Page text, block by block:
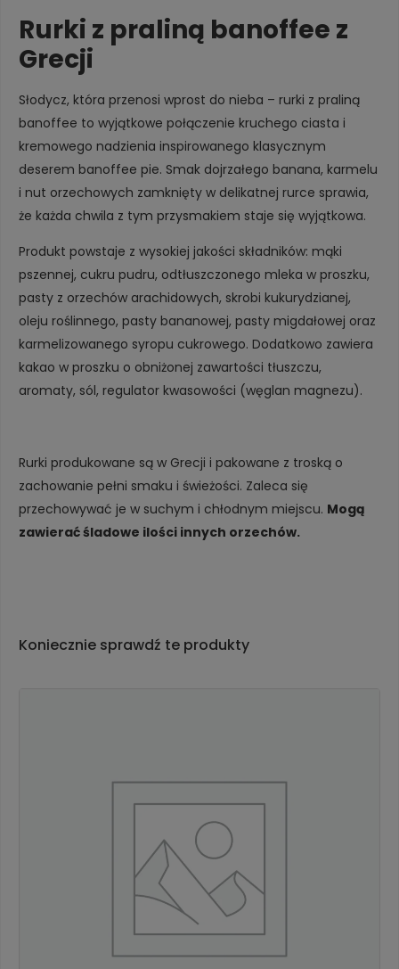
Rurki z praliną banoffee z
Grecji
Słodycz, która przenosi wprost do nieba – rurki z praliną
banoffee to wyjątkowe połączenie kruchego ciasta i
kremowego nadzienia inspirowanego klasycznym
deserem banoffee pie. Smak dojrzałego banana, karmelu
i nut orzechowych zamknięty w delikatnej rurce sprawia,
że każda chwila z tym przysmakiem staje się wyjątkowa.
Produkt powstaje z wysokiej jakości składników: mąki
pszennej, cukru pudru, odtłuszczonego mleka w proszku,
pasty z orzechów arachidowych, skrobi kukurydzianej,
oleju roślinnego, pasty bananowej, pasty migdałowej oraz
karmelizowanego syropu cukrowego. Dodatkowo zawiera
kakao w proszku o obniżonej zawartości tłuszczu,
aromaty, sól, regulator kwasowości (węglan magnezu).
Rurki produkowane są w Grecji i pakowane z troską o
zachowanie pełni smaku i świeżości. Zaleca się
przechowywać je w suchym i chłodnym miejscu. Mogą
zawierać śladowe ilości innych orzechów.
Koniecznie sprawdź te produkty